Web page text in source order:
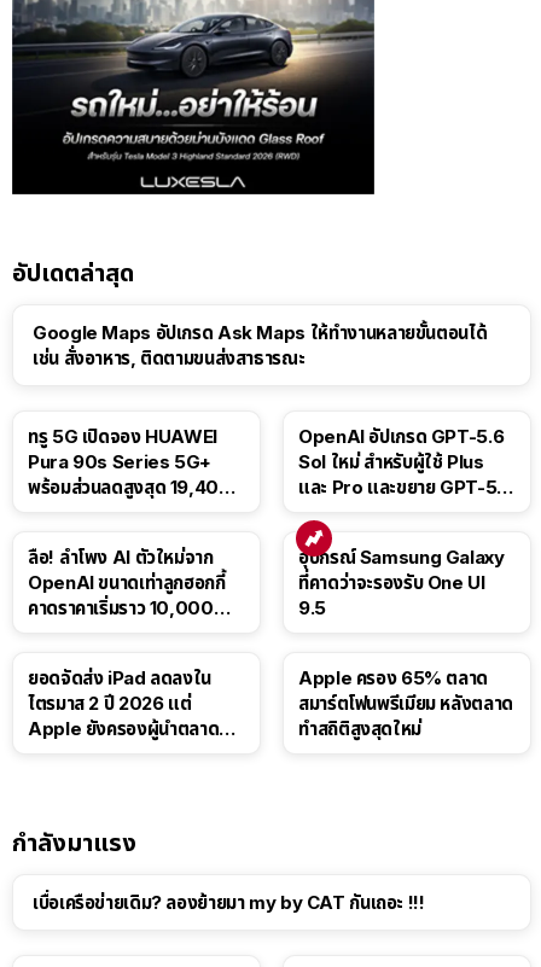
อัปเดตล่าสุด
Google Maps อัปเกรด Ask Maps ให้ทำงานหลายขั้นตอนได้
เช่น สั่งอาหาร, ติดตามขนส่งสาธารณะ
ทรู 5G เปิดจอง HUAWEI
Pura 90s Series 5G+
พร้อมส่วนลดสูงสุด 19,400
OpenAI อัปเกรด GPT-5.6
Sol ใหม่ สำหรับผู้ใช้ Plus
และ Pro และขยาย GPT-5.6
ลือ! ลำโพง AI ตัวใหม่จาก
OpenAI ขนาดเท่าลูกฮอกกี้
คาดราคาเริ่มราว 10,000
อุปกรณ์ Samsung Galaxy
ที่คาดว่าจะรองรับ One UI
9.5
ยอดจัดส่ง iPad ลดลงใน
ไตรมาส 2 ปี 2026 แต่
Apple ยังครองผู้นำตลาด
Apple ครอง 65% ตลาด
สมาร์ตโฟนพรีเมียม หลังตลาด
ทำสถิติสูงสุดใหม่
กำลังมาแรง
เบื่อเครือข่ายเดิม? ลองย้ายมา my by CAT กันเถอะ !!!